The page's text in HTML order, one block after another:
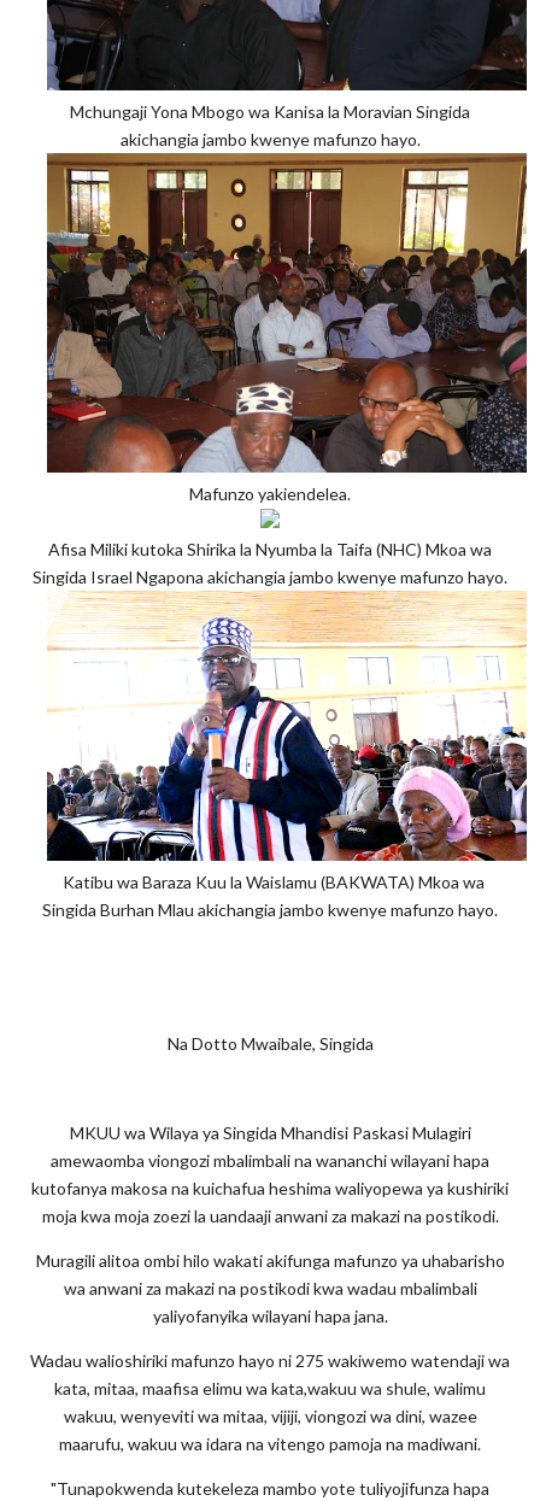
Mchungaji Yona Mbogo wa Kanisa la Moravian Singida
akichangia jambo kwenye mafunzo hayo.
Mafunzo yakiendelea.
Afisa Miliki kutoka Shirika la Nyumba la Taifa (NHC) Mkoa wa
Singida Israel Ngapona akichangia jambo kwenye mafunzo hayo.
Katibu wa Baraza Kuu la Waislamu (BAKWATA) Mkoa wa
Singida Burhan Mlau akichangia jambo kwenye mafunzo hayo.
Na Dotto Mwaibale, Singida
MKUU wa Wilaya ya Singida Mhandisi Paskasi Mulagiri
amewaomba viongozi mbalimbali na wananchi wilayani hapa
kutofanya makosa na kuichafua heshima waliyopewa ya kushiriki
moja kwa moja zoezi la uandaaji anwani za makazi na postikodi.
Muragili alitoa ombi hilo wakati akifunga mafunzo ya uhabarisho
wa anwani za makazi na postikodi kwa wadau mbalimbali
yaliyofanyika wilayani hapa jana.
Wadau walioshiriki mafunzo hayo ni 275 wakiwemo watendaji wa
kata, mitaa, maafisa elimu wa kata,wakuu wa shule, walimu
wakuu, wenyeviti wa mitaa, vijiji, viongozi wa dini, wazee
maarufu, wakuu wa idara na vitengo pamoja na madiwani.
"Tunapokwenda kutekeleza mambo yote tuliyojifunza hapa